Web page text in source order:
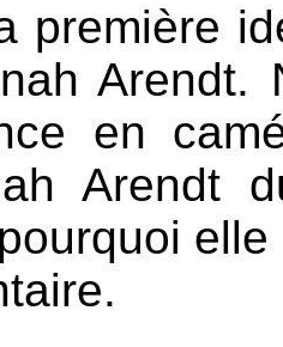
première
en
Arendt